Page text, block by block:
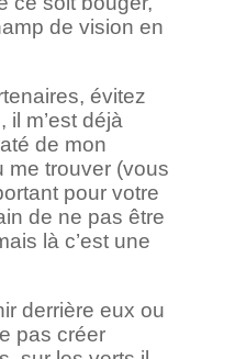
de vision en
évitez
m’est déjà
de mon
me trouver (vous
pour votre
de ne pas être
là c’est une
derrière eux ou
pas créer